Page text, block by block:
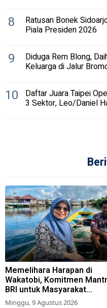
8 Ratusan Bonek
Piala Presiden 2026
9 Diduga Rem Blong,
Keluarga di Jalur
10 Daftar Juara Taipei
3 Sektor, Leo/Daniel
Memelihara Harapan di
Wakatobi, Komitmen
BRI untuk Masyarakat
Bahari
Minggu, 9 Agustus 2026